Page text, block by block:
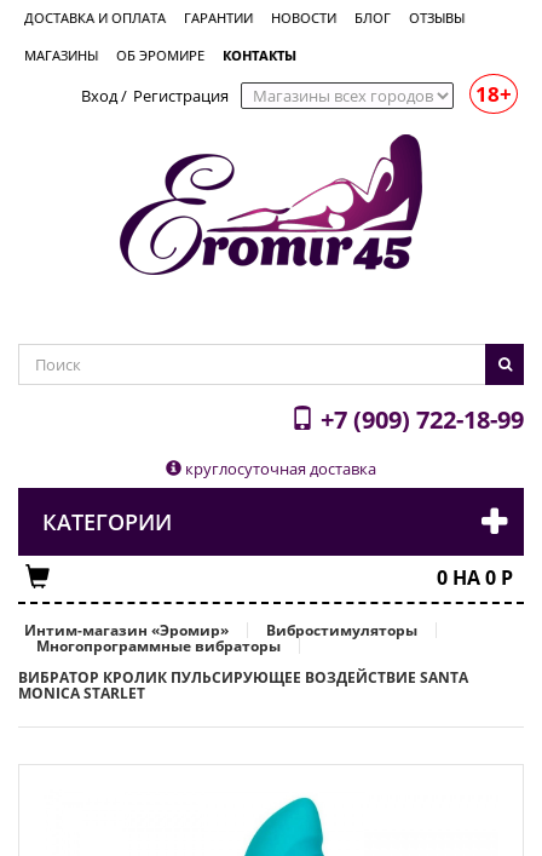
ДОСТАВКА И ОПЛАТА ГАРАНТИИ НОВОСТИ БЛОГ ОТЗЫВЫ
МАГАЗИНЫ ОБ ЭРОМИРЕ КОНТАКТЫ
Вход/ Регистрация 18+
+7 (909) 722-18-99
круглосуточная доставка
КАТЕГОРИИ
0 НА0 Р
Интим-магазин «Эромир» Вибростимуляторы
Многопрограммные вибраторы
ВИБРАТОР КРОЛИК ПУЛЬСИРУЮЩЕЕ ВОЗДЕЙСТВИЕ SANTA
MONICA STARLET